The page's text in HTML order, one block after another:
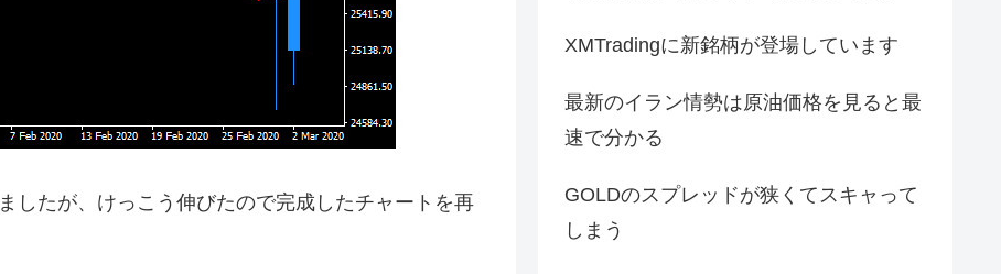
したが、けっこう伸びたので完成したチャートを再
XMTradingに新銘柄が登場しています
最新のイラン情勢は原油価格を見ると最
速で分かる
GOLDのスプレッドが狭くてスキャって
しまう